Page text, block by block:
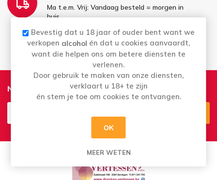
Ma t.e.m. Vrij: Vandaag besteld = morgen in
huis
maandag geleverd
Nieuwsbrief
Opzeggen
Bevestig dat u 18 jaar of ouder bent want we
verkopen alcohol én dat u cookies aanvaardt,
want die helpen ons om betere diensten te
verlenen.
Door gebruik te maken van onze diensten,
verklaart u 18+ te zijn
én stem je toe om cookies te ontvangen.
OK
MEER WETEN